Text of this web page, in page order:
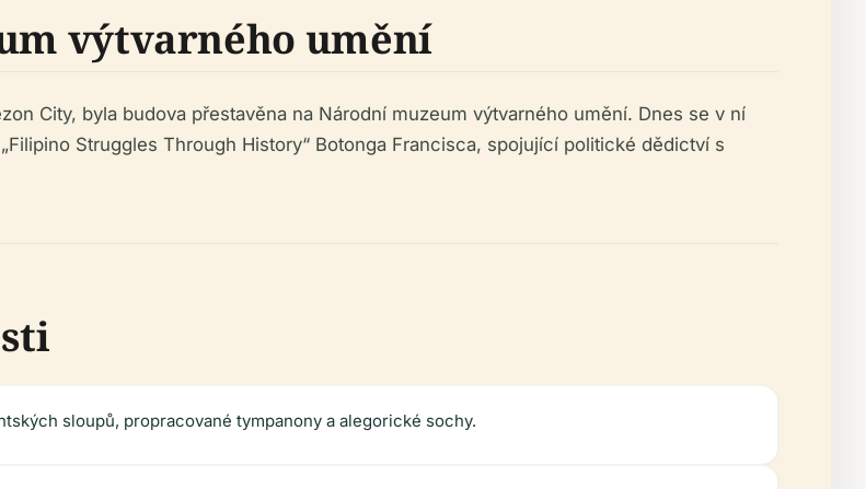
výtvarného umění
City, byla budova přestavěna na Národní muzeum výtvarného umění. Dnes se v ní
Struggles Through History“ Botonga Francisca, spojující politické dědictví s
sloupů, propracované tympanony a alegorické sochy.